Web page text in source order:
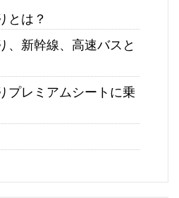
とは？
、新幹線、高速バスと
プレミアムシートに乗